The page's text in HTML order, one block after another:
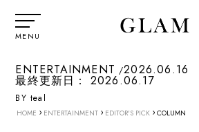
MENU
ENTERTAINMENT 2026.06.16
最終更新日： 2026.06.17
BY teal
HOME › ENTERTAINMENT › EDITOR'S PICK › COLUMN